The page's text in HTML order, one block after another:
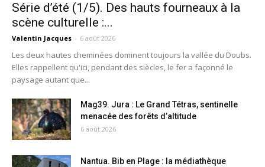
Série d’été (1/5). Des hauts fourneaux à la
scène culturelle :...
Valentin Jacques - 6 août 2026
Les deux hautes cheminées dominent toujours la vallée du Doubs.
Elles rappellent qu'ici, pendant des siècles, le fer a façonné le
paysage autant que...
Mag39. Jura : Le Grand Tétras, sentinelle
menacée des forêts d’altitude
6 août 2026
Nantua. Bib en Plage : la médiathèque